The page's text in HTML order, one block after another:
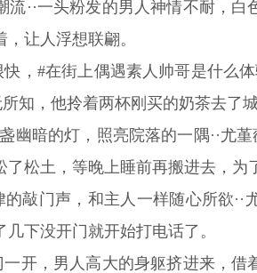
流··一头粉发的男人神情不耐，
让人浮想联翩。
快，#在街上偶遇素人帅哥是什么
知，他拎着两杯刚买的奶茶去了城
幽暗的灯，照亮院落的一隅··尤
松土，等晚上睡前再搬进去，为
的敲门声，和主人一样随心所欲
下没开门就开始打电话了。
一开，男人高大的身躯挤进来，